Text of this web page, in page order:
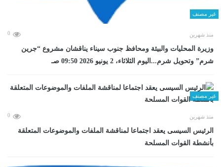
غير مصنف
منذ شهرين 0
وزيرة المحليات والبيئة ومحافظ جنوب سيناء يناقشان مشروع “جرين
شرم” وتحويل شرم...اليوم الثلاثاء، 2 يونيو 2026 09:50 صـ
غير مصنف
منذ شهرين 0
الرئيس السيسى يعقد اجتماعا لمناقشة الملفات والموضوعات المتعلقة
بأنشطة القوات المسلحة